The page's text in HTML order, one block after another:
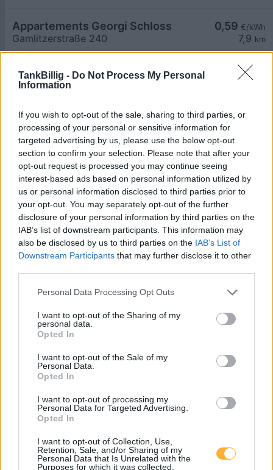
TankBillig - Do Not Process My Personal
Information
If you wish to opt-out of the sale, sharing to third parties, or
processing of your personal or sensitive information for
targeted advertising by us, please use the below opt-out
section to confirm your selection. Please note that after your
opt-out request is processed you may continue seeing
interest-based ads based on personal information utilized by
us or personal information disclosed to third parties prior to
your opt-out. You may separately opt-out of the further
disclosure of your personal information by third parties on the
IAB’s list of downstream participants. This information may
also be disclosed by us to third parties on the IAB’s List of
Downstream Participants that may further disclose it to other
Personal Data Processing Opt Outs
I want to opt-out of the Sharing of my
personal data.
Opted In
I want to opt-out of the Sale of my
Personal Data.
Opted In
I want to opt-out of processing my
Personal Data for Targeted Advertising.
Opted In
I want to opt-out of Collection, Use,
Retention, Sale, and/or Sharing of my
Personal Data that Is Unrelated with the
Purposes for which it was collected.
0,59 €/kWh
7,9 km
Appartements Georgi Schloss
Gamlitzerstraße 240
€/kWh
Georgi Schloss
Georgigasse 68
0,75
Kaindorf an der Sulm-Grazer Straße 184
Grazer Straße 184
0,46
8,1
Ragnitz_Kindergarten_2
Gundersdorf 22
0,46€/kWh
8,1
Ragnitz_Kindergarten_1
Gundersdorf 22
8,1
Ehrenhausen-Ehrenhausen neb. 26a
Ehrenhausen neb. 26a
0,60
SCHEUCHER PARKPLATZ 5+6
100 Zehensdorf
0,40
Ragnitz_Kindergarten_1
Gundersdorf 22
0,79
Shell Gralla Ost HW
A9/PHYRNAUTOBAHN-GRALLA OST
0,46
HYC_Temmer
Jösserstraße 2